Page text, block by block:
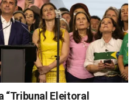
“Tribunal Eleitoral